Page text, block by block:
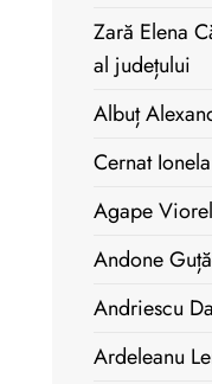
Zară Elena
al județului
Albuț
Cernat
Agape
Andone
Andriescu
Ardeleanu